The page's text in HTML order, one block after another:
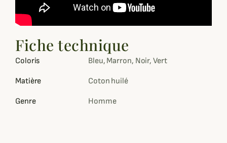
Fiche technique
Coloris Bleu, Marron, Noir, Vert
Matière Coton huilé
Genre Homme